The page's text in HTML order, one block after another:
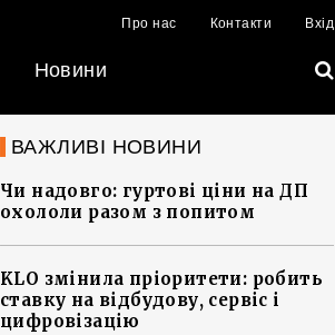
Про нас Контакти Вхід
Новини
ВАЖЛИВІ НОВИНИ
Чи надовго: гуртові ціни на ДП
охололи разом з попитом
KLO змінила пріоритети: робить
ставку на відбудову, сервіс і
цифровізацію